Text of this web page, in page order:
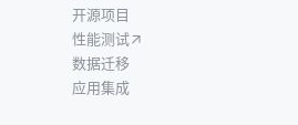
开源项目
性能测试
数据迁移
应用集成